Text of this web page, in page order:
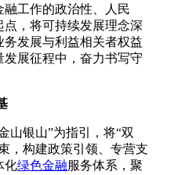
融工作的政治性、人民
，将可持续发展理念深
发展与利益相关者权益
展征程中，奋力书写守
山银山”为指引，将“双
，构建政策引领、专营支
化绿色金融服务体系，聚